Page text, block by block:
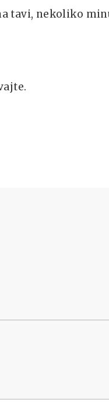
tavi, nekoliko